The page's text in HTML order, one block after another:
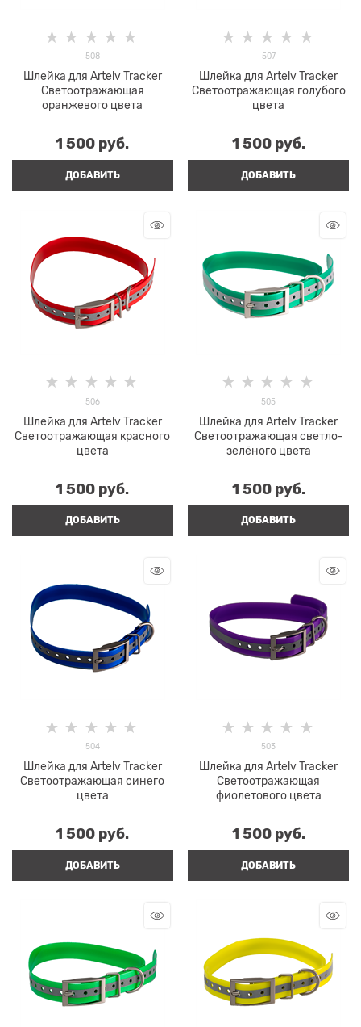
508
Шлейка для Artelv Tracker
Светоотражающая
оранжевого цвета
1 500 руб.
ДОБАВИТЬ
507
Шлейка для Artelv Tracker
Светоотражающая голубого
цвета
1 500 руб.
ДОБАВИТЬ
506
Шлейка для Artelv Tracker
Светоотражающая красного
цвета
1 500 руб.
ДОБАВИТЬ
505
Шлейка для Artelv Tracker
Светоотражающая светло-
зелёного цвета
1 500 руб.
ДОБАВИТЬ
504
Шлейка для Artelv Tracker
Светоотражающая синего
цвета
1 500 руб.
ДОБАВИТЬ
503
Шлейка для Artelv Tracker
Светоотражающая
фиолетового цвета
1 500 руб.
ДОБАВИТЬ